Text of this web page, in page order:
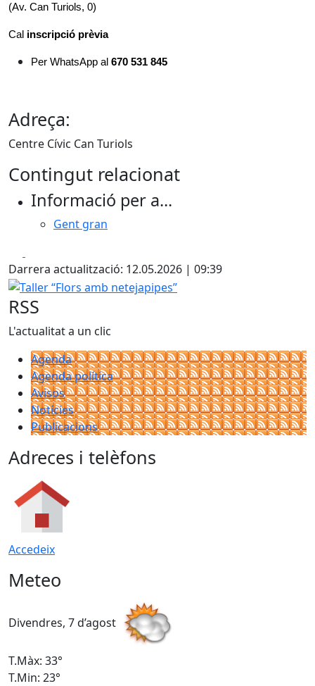
(Av. Can Turiols, 0)
Cal inscripció prèvia
Per WhatsApp al 670 531 845
Adreça:
Centre Cívic Can Turiols
Contingut relacionat
Informació per a...
Gent gran
Darrera actualització: 12.05.2026 | 09:39
Taller “Flors amb netejapipes”
RSS
L'actualitat a un clic
Agenda
Agenda política
Avisos
Notícies
Publicacions
Adreces i telèfons
Accedeix
Meteo
Divendres, 7 d’agost
T.Màx: 33°
T.Min: 23°